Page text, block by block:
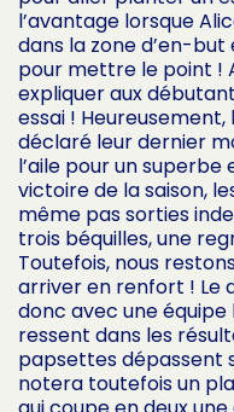
l’avantage lorsque
dans la zone d’en-
pour mettre le point !
expliquer aux
essai !
déclaré leur dernier
l’aile pour un superbe
victoire de la saison,
même pas sorties
trois béquilles, une
Toutefois, nous
arriver en renfort ! Le
donc avec une
ressent dans les
papsettes dépassent
notera toutefois un